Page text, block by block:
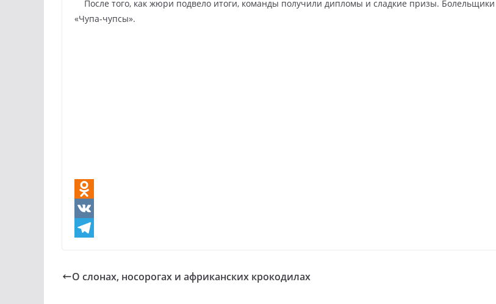
После того, как жюри подвело итоги, команды получили дипломы и сладкие призы.
«Чупа-чупсы».
O
d
V
О слонах, носорогах и африканских крокодилах